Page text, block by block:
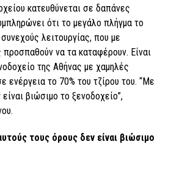
κατευθύνεται σε δαπάνες
ότι το μεγάλο πλήγμα το
λειτουργίας, που με
να τα καταφέρουν. Είναι
της Αθήνας με χαμηλές
ενέργεια το 70% του τζίρου του. “Με
βιώσιμο το ξενοδοχείο”,
τους όρους δεν είναι βιώσιμο